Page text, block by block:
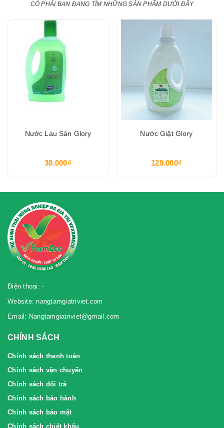
CÓ PHẢI BẠN ĐANG TÌM NHỮNG SẢN PHẨM DƯỚI ĐÂY
Nước Lau Sàn Glory
38.000₫
Nước Giặt Glory
129.000₫
Điện thoại: -
Website: nangtamgiatriviet.com
Email: Nangtamgiatriviet@gmail.com
CHÍNH SÁCH
Chính sách thanh toán
Chính sách vận chuyển
Chính sách đổi trả
Chính sách bảo hành
Chính sách bảo mật
Chính sách chiết khấu